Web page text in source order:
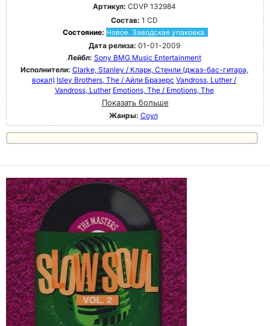
Артикул: CDVP 132984
Состав: 1 CD
Состояние: Новое. Заводская упаковка.
Дата релиза: 01-01-2009
Лейбл: Sony BMG Music Entertainment
Исполнители: Clarke, Stanley / Кларк, Стенли (джаз-бас-гитара,
вокал) Isley Brothers, The / Айли Бразерс Vandross, Luther /
Vandross, Luther Emotions, The / Emotions, The
Показать больше
Жанры: Соул